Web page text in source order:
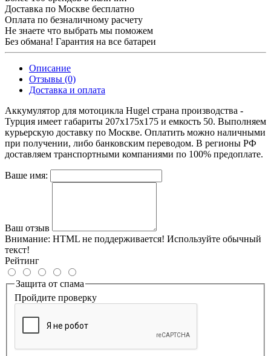
Доставка по Москве бесплатно
Оплата по безналичному расчету
Не знаете что выбрать мы поможем
Без обмана! Гарантия на все батареи
Описание
Отзывы (0)
Доставка и оплата
Аккумулятор для мотоцикла Hugel страна производства -
Турция имеет габариты 207x175x175 и емкость 50. Выполняем
курьерскую доставку по Москве. Оплатить можно наличными
при получении, либо банковским переводом. В регионы РФ
доставляем транспортными компаниями по 100% предоплате.
Ваше имя:
Ваш отзыв
Внимание: HTML не поддерживается! Используйте обычный
текст!
Рейтинг
Защита от спама
Пройдите проверку